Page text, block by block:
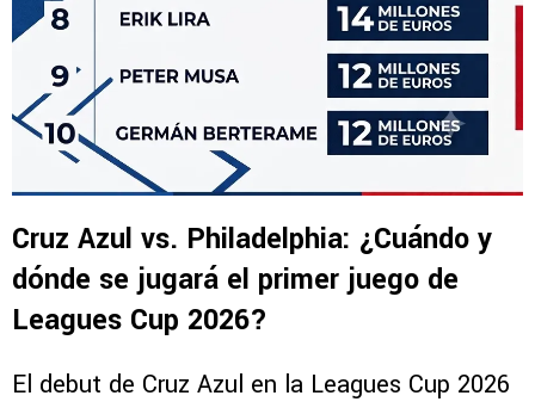
Cruz Azul vs. Philadelphia: ¿Cuándo y
dónde se jugará el primer juego de
Leagues Cup 2026?
El debut de Cruz Azul en la Leagues Cup 2026